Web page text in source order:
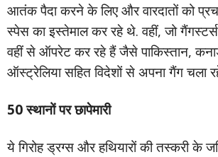
आतंक पैदा करने के लिए और वारदातों को
स्पेस का इस्तेमाल कर रहे थे. वहीं, जो
वहीं से ऑपरेट कर रहे हैं जैसे पाकिस्तान,
ऑस्ट्रेलिया सहित विदेशों से अपना गैंग चला
50 स्थानों पर छापेमारी
ये गिरोह ड्रग्स और हथियारों की तस्करी के